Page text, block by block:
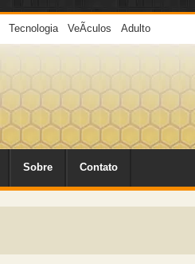
Tecnologia VeÃ­culos Adulto
Sobre Contato